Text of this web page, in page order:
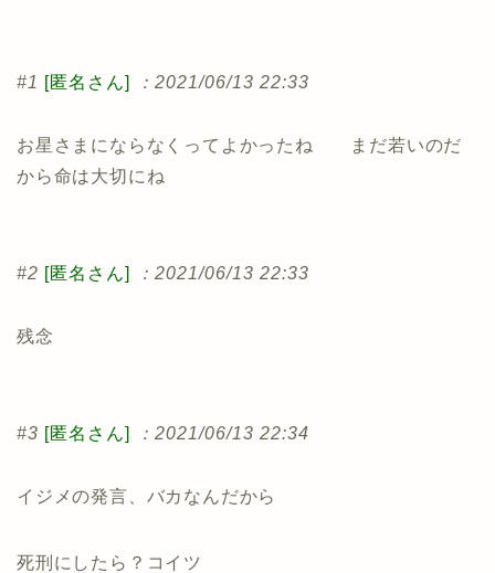
#1 [匿名さん] ：2021/06/13 22:33
お星さまにならなくってよかったね まだ若いのだ
から命は大切にね
#2 [匿名さん] ：2021/06/13 22:33
残念
#3 [匿名さん] ：2021/06/13 22:34
イジメの発言、バカなんだから
死刑にしたら？コイツ